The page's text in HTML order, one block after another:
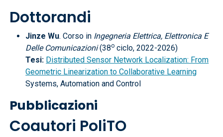
Dottorandi
Jinze Wu. Corso in Ingegneria Elettrica, Elettronica E
Delle Comunicazioni(38o ciclo, 2022-2026)
Tesi: Distributed Sensor Network Localization: From
Geometric Linearization to Collaborative Learning
Systems, Automation and Control
Pubblicazioni
Coautori PoliTO